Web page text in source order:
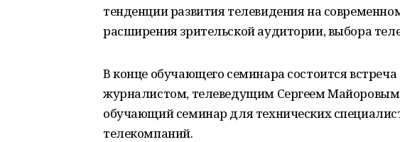
тенденции развития телевидения на
расширения зрительской аудитории, выбора
В конце обучающего семинара состоится
журналистом, телеведущим Сергеем
обучающий семинар для технических
телекомпаний.